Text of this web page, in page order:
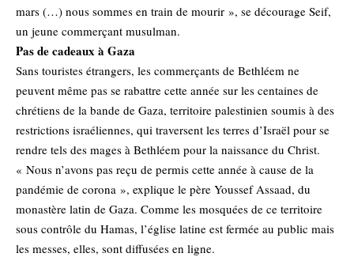
mars (…) nous sommes en train de mourir », se décourage Seif,
un jeune commerçant musulman.
Pas de cadeaux à Gaza
Sans touristes étrangers, les commerçants de Bethléem ne
peuvent même pas se rabattre cette année sur les centaines de
chrétiens de la bande de Gaza, territoire palestinien soumis à des
restrictions israéliennes, qui traversent les terres d’Israël pour se
rendre tels des mages à Bethléem pour la naissance du Christ.
« Nous n’avons pas reçu de permis cette année à cause de la
pandémie de corona », explique le père Youssef Assaad, du
monastère latin de Gaza. Comme les mosquées de ce territoire
sous contrôle du Hamas, l’église latine est fermée au public mais
les messes, elles, sont diffusées en ligne.